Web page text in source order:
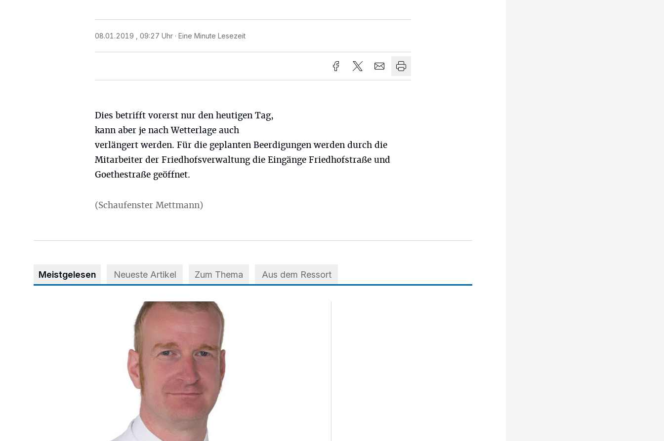
08.01.2019 , 09:27 Uhr Eine Minute Lesezeit
Dies betrifft vorerst nur den heutigen Tag,
kann aber je nach Wetterlage auch
verlängert werden. Für die geplanten Beerdigungen werden durch die
Mitarbeiter der Friedhofsverwaltung die Eingänge Friedhofstraße und
Goethestraße geöffnet.
(Schaufenster Mettmann)
Meistgelesen Neueste Artikel Zum Thema Aus dem Ressort
Neuer Oberarzt für Unfallchirurgie und Orthopädie im EVK